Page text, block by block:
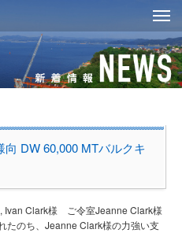
DW 60,000 MTバルクキ
Ivan Clark様 ご令室Jeanne Clark様
たのち、Jeanne Clark様の力強い支